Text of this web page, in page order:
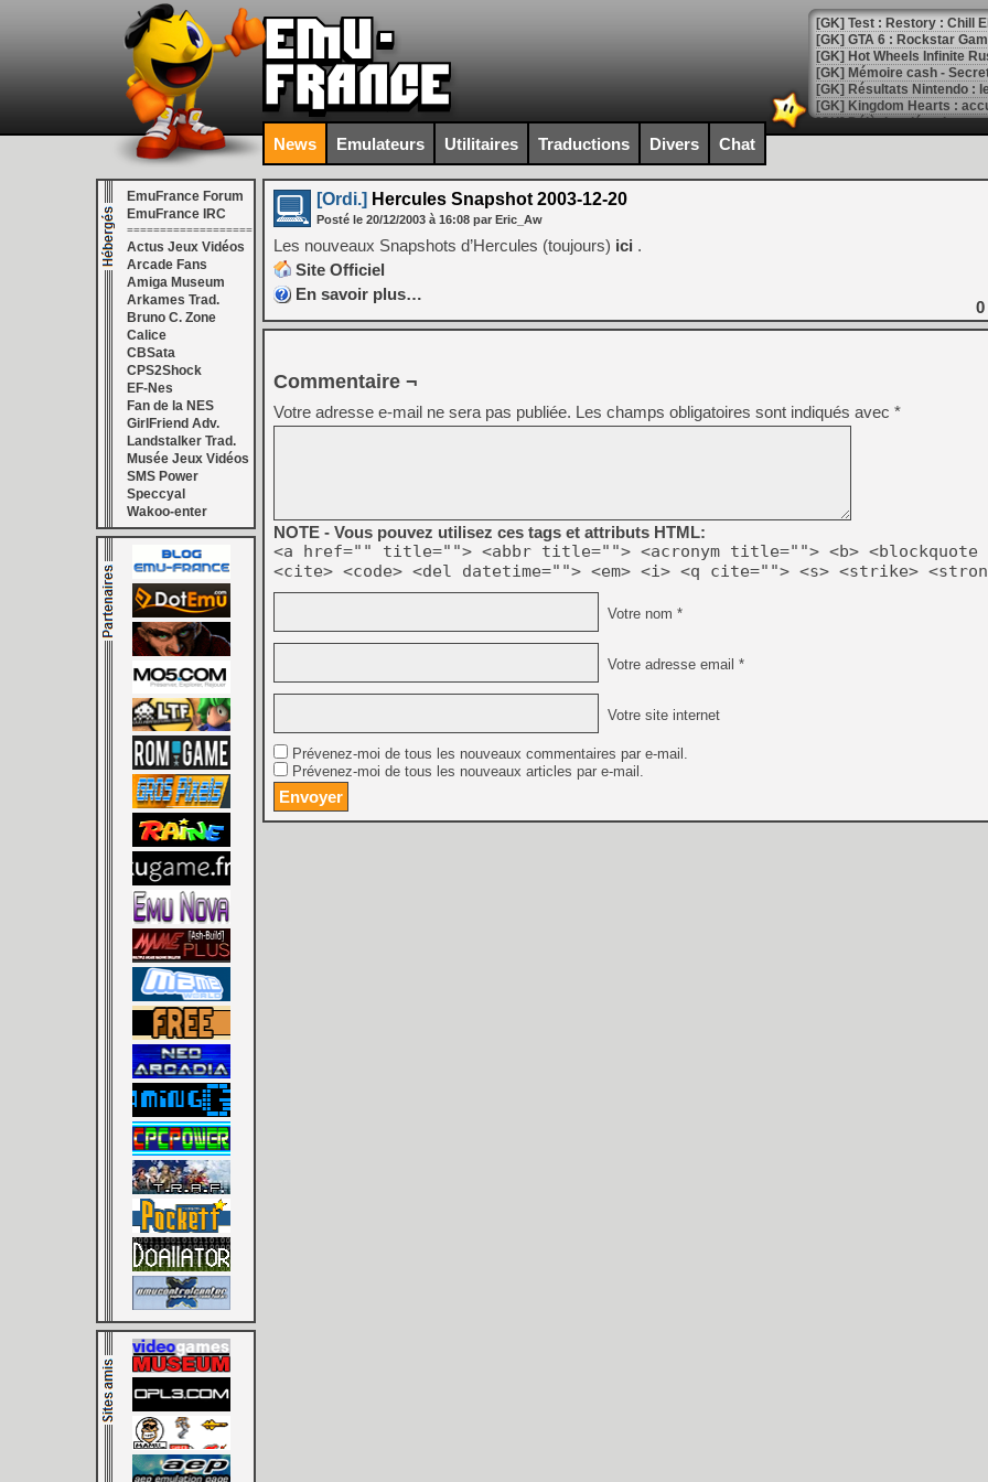
[GK] Test : Restory : Chill
[GK] GTA 6 : Rockstar
[GK] Hot Wheels Infinite
[GK] Mémoire cash -
[GK] Résultats Nintendo :
[GK] Déjà des
[Mo5] Brickboy cherche à
[GK] Minecraft et ses «
[GK] Beast of
[GK] Ubisoft : fin de partie
[GK] Mémoire cash -
[GK] Dan Houser (GTA)
[GK] Comment EA Sports
[GK] Crimson Moon : un
[GK] Isle of Reveries : le
[GK] Moonlighter 2 : The
[GK] Capcom relance
[Mo5] Deux inédits du
[GK] Le beat'em up The
[GK] Endless Legend 2 :
[LS] [PS5] Le WebKit
[GK] Oubliez Crazy Taxi,
[LS] [Switch] NSZ 5.0.0
[GK] No More Room in
[GK] Un chatbot Atelier
[GK] Mémoire cash -
[GK] Nvidia : le prix des
[GK] Suikoden Star Leap
[Mo5] La mini borne
[GK] Atari renoue avec les
[GK] Pourquoi Marvel
News Emulateurs Utilitaires Traductions Divers Chat
EmuFrance Forum
EmuFrance IRC
===================
Actus Jeux Vidéos
Arcade Fans
Amiga Museum
Arkames Trad.
Bruno C. Zone
Calice
CBSata
CPS2Shock
EF-Nes
Fan de la NES
GirlFriend Adv.
Landstalker Trad.
Musée Jeux Vidéos
SMS Power
Speccyal
Wakoo-enter
[Ordi.] Hercules Snapshot 2003-12-20
Posté le 20/12/2003 à 16:08 par Eric_Aw
Les nouveaux Snapshots d’Hercules (toujours) ici .
Site Officiel
En savoir plus…
0
Commentaire ¬
Votre adresse e-mail ne sera pas publiée. Les champs obligatoires sont indiqués avec *
NOTE - Vous pouvez utilisez ces tags et attributs HTML:
<a href="" title=""> <abbr title=""> <acronym title=""> <b> <blockquote
<cite> <code> <del datetime=""> <em> <i> <q cite=""> <s> <strike>
Votre nom *
Votre adresse email *
Votre site internet
Prévenez-moi de tous les nouveaux commentaires par e-mail.
Prévenez-moi de tous les nouveaux articles par e-mail.